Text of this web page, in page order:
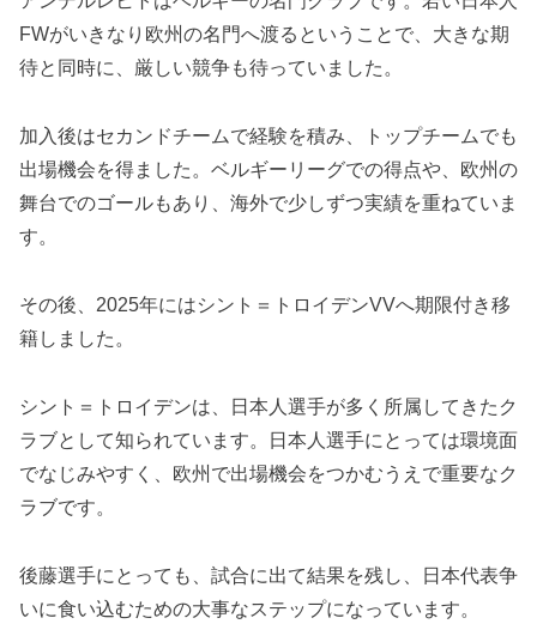
FWがいきなり欧州の名門へ渡るということで、大きな期
待と同時に、厳しい競争も待っていました。
加入後はセカンドチームで経験を積み、トップチームでも
出場機会を得ました。ベルギーリーグでの得点や、欧州の
舞台でのゴールもあり、海外で少しずつ実績を重ねていま
す。
その後、2025年にはシント＝トロイデンVVへ期限付き移
籍しました。
シント＝トロイデンは、日本人選手が多く所属してきたク
ラブとして知られています。日本人選手にとっては環境面
でなじみやすく、欧州で出場機会をつかむうえで重要なク
ラブです。
後藤選手にとっても、試合に出て結果を残し、日本代表争
いに食い込むための大事なステップになっています。